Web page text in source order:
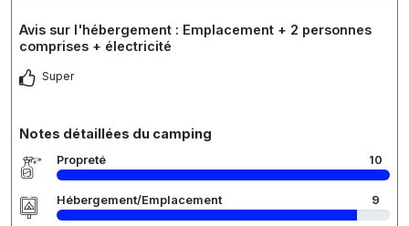
Avis sur l'hébergement : Emplacement + 2 personnes
comprises + électricité
Super
Notes détaillées du camping
Propreté 10
Hébergement/Emplacement 9